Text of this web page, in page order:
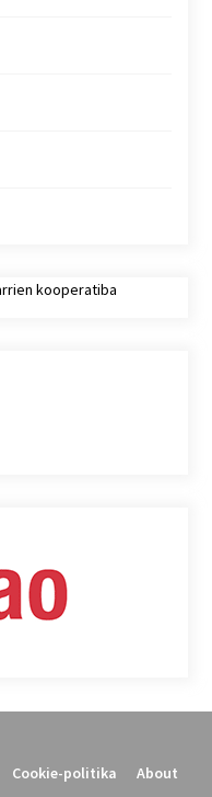
Cookie-politika About